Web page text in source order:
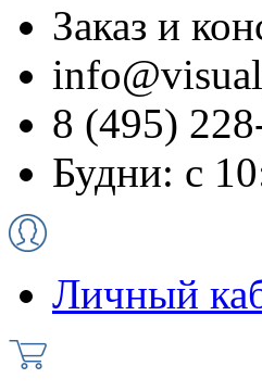
Заказ и
8 (495)
Будни: с
Личный